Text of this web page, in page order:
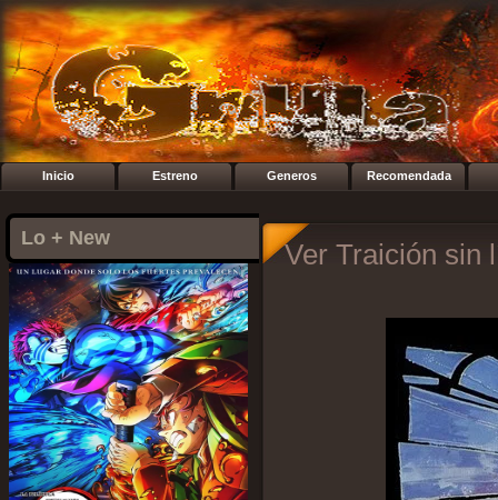
Inicio Estreno Generos Recomendada
Lo + New Ver Traición sin